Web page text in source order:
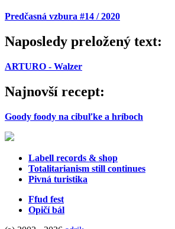
Predčasná vzbura #14 / 2020
Naposledy preložený text:
ARTURO - Walzer
Najnovší recept:
Goody foody na cibuľke a hríboch
Labell records & shop
Totalitarianism still continues
Pivná turistika
Ffud fest
Opičí bál